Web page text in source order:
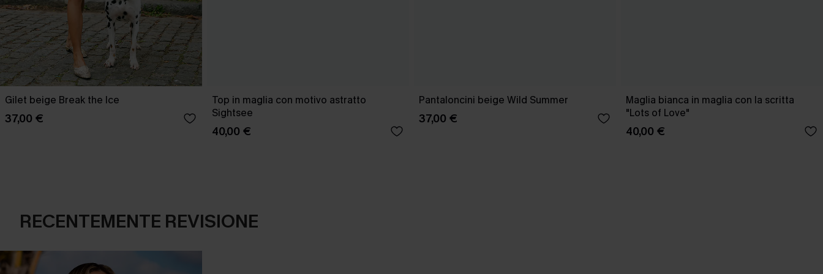
Gilet beige Break the Ice
37,00 €
Top in maglia con motivo astratto
Sightsee
40,00 €
Pantaloncini beige Wild Summer
37,00 €
Maglia bianca in maglia con la scritta
"Lots of Love"
40,00 €
RECENTEMENTE REVISIONE